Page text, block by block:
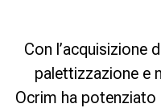
Con l’acquisizione
palettizzazione e
Ocrim ha